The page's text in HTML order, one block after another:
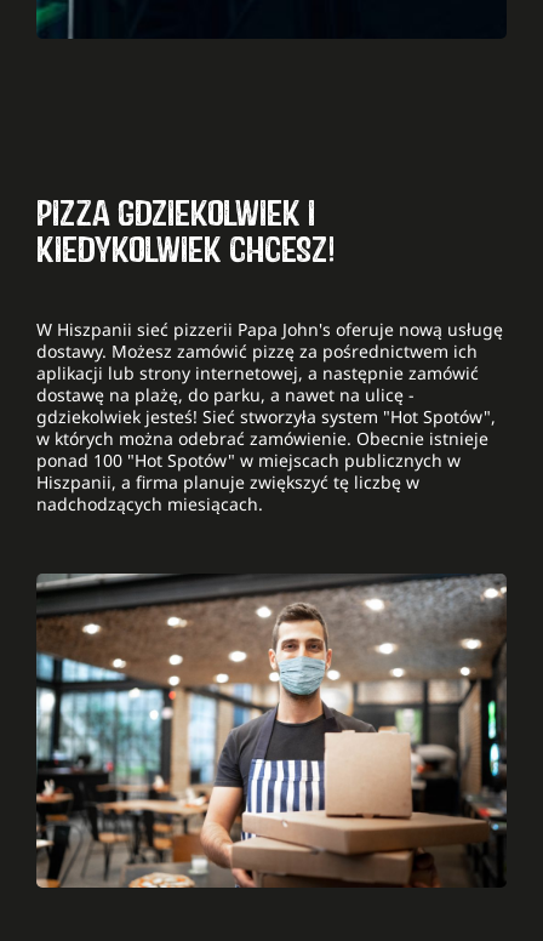
PIZZA GDZIEKOLWIEK I
KIEDYKOLWIEK CHCESZ!
W Hiszpanii sieć pizzerii Papa John's oferuje nową usługę
dostawy. Możesz zamówić pizzę za pośrednictwem ich
aplikacji lub strony internetowej, a następnie zamówić
dostawę na plażę, do parku, a nawet na ulicę -
gdziekolwiek jesteś! Sieć stworzyła system "Hot Spotów",
w których można odebrać zamówienie. Obecnie istnieje
ponad 100 "Hot Spotów" w miejscach publicznych w
Hiszpanii, a firma planuje zwiększyć tę liczbę w
nadchodzących miesiącach.